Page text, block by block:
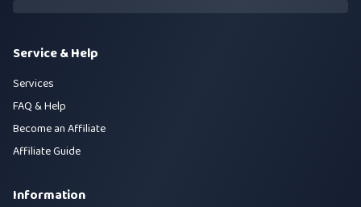
Service & Help
Services
FAQ & Help
Become an Affiliate
Affiliate Guide
Information